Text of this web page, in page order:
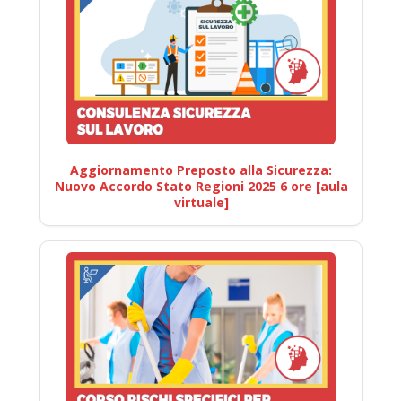
Aggiornamento Preposto alla Sicurezza:
Nuovo Accordo Stato Regioni 2025 6 ore [aula
virtuale]